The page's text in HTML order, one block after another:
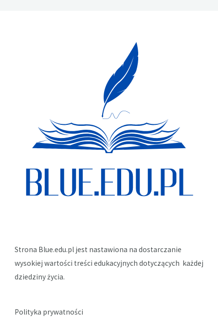
Strona Blue.edu.pl jest nastawiona na dostarczanie
wysokiej wartości treści edukacyjnych dotyczących każdej
dziedziny życia.
Polityka prywatności